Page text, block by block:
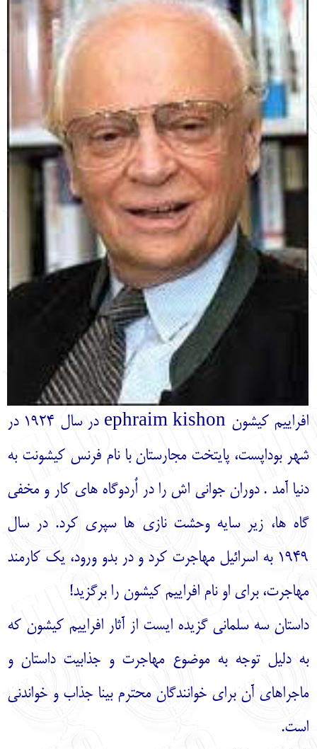
English
افراییم کیشون ephraim kishon در سال 1924 در
شهر بوداپست، پایتخت مجارستان با نام فرنس کیشونت به
دنیا آمد . دوران جوانی اش را در اٌردوگاه های کار و مخفی
گاه ها، زیر سایه وحشت نازی ها سپری کرد. در سال
1949 به اسرائیل مهاجرت کرد و در بدو ورود، یک کارمند
مهاجرت، برای او نام افراییم کیشون را برگزید!
داستان سه سلمانی گزیده ایست از آثار افراییم کیشون که
به دلیل توجه به موضوع مهاجرت و جذابیت داستان و
ماجراهای آن برای خوانندگان محترم بینا جذاب و خواندنی
است.